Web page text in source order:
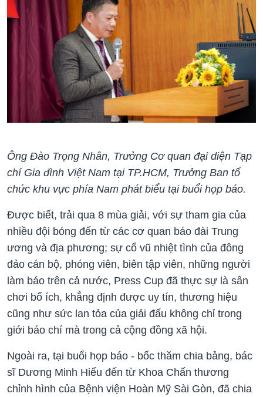
Ông Đào Trọng Nhân, Trưởng Cơ quan đại diện Tạp
chí Gia đình Việt Nam tại TP.HCM, Trưởng Ban tổ
chức khu vực phía Nam phát biểu tại buổi họp báo.
Được biết, trải qua 8 mùa giải, với sự tham gia của
nhiều đội bóng đến từ các cơ quan báo đài Trung
ương và địa phương; sự cổ vũ nhiệt tình của đông
đảo cán bộ, phóng viên, biên tập viên, những người
làm báo trên cả nước, Press Cup đã thực sự là sân
chơi bổ ích, khẳng định được uy tín, thương hiệu
cũng như sức lan tỏa của giải đấu không chỉ trong
giới báo chí mà trong cả cộng đồng xã hội.
Ngoài ra, tại buổi họp báo - bốc thăm chia bảng, bác
sĩ Dương Minh Hiếu đến từ Khoa Chấn thương
chỉnh hình của Bệnh viện Hoàn Mỹ Sài Gòn, đã chia